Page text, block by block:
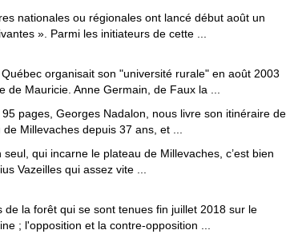
nationales ou régionales ont lancé début août un
». Parmi les initiateurs de cette ...
organisait son "université rurale" en août 2003
de Mauricie. Anne Germain, de Faux la ...
pages, Georges Nadalon, nous livre son itinéraire de
Millevaches depuis 37 ans, et ...
seul, qui incarne le plateau de Millevaches, c’est bien
Vazeilles qui assez vite ...
de la forêt qui se sont tenues fin juillet 2018 sur le
; l'opposition et la contre-opposition ...